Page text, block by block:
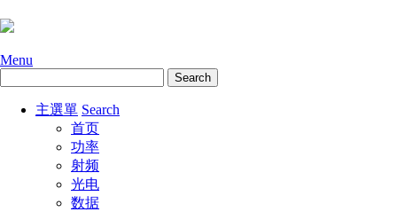
Menu
主選單 Search
首页
功率
射频
光电
数据